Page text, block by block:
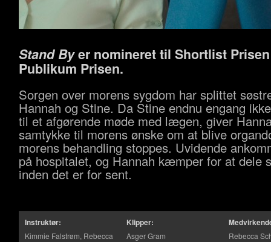
Stand Byer nomineret til Shortlist
Publikum Prisen.
Sorgen over morens sygdom har splittet
Hannah og Stine. Da Stine endnu engang
til et afgørende møde med lægen, giver
samtykke til morens ønske om at blive
morens behandling stoppes. Uvidende
på hospitalet, og Hannah kæmper for at dele
inden det er for sent.
Instruktør:
Kimmie Falstrøm, Rebecca
Klipper:
Asger Gram
Rebecca